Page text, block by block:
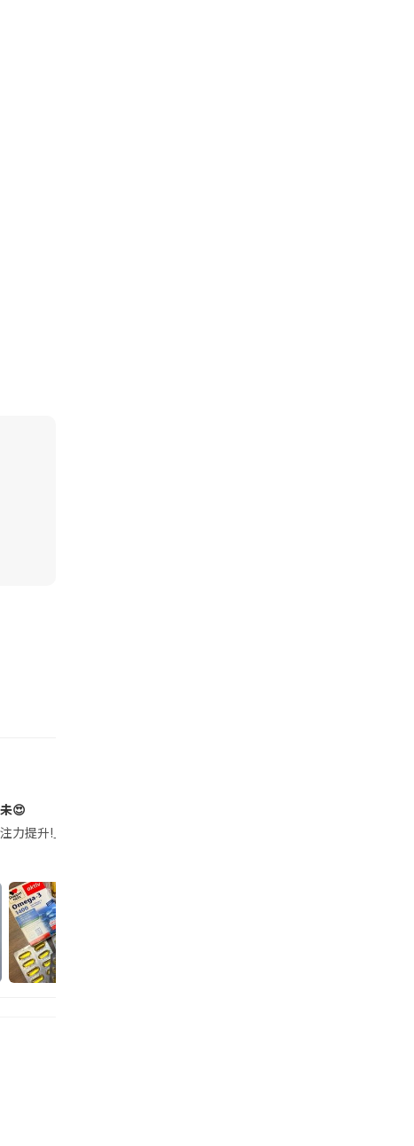
明攜帶的行動電源機身已標示「10000mAh」，卻仍被要求當場
！除了解暑，冬瓜仲有好多鮮為人知嘅好處：減肥、消水腫、降血
😍
注力提升!｣ 長時間對住電腦､剪片寫稿,成日覺得眼睛乾澀､腦袋好似｢斷